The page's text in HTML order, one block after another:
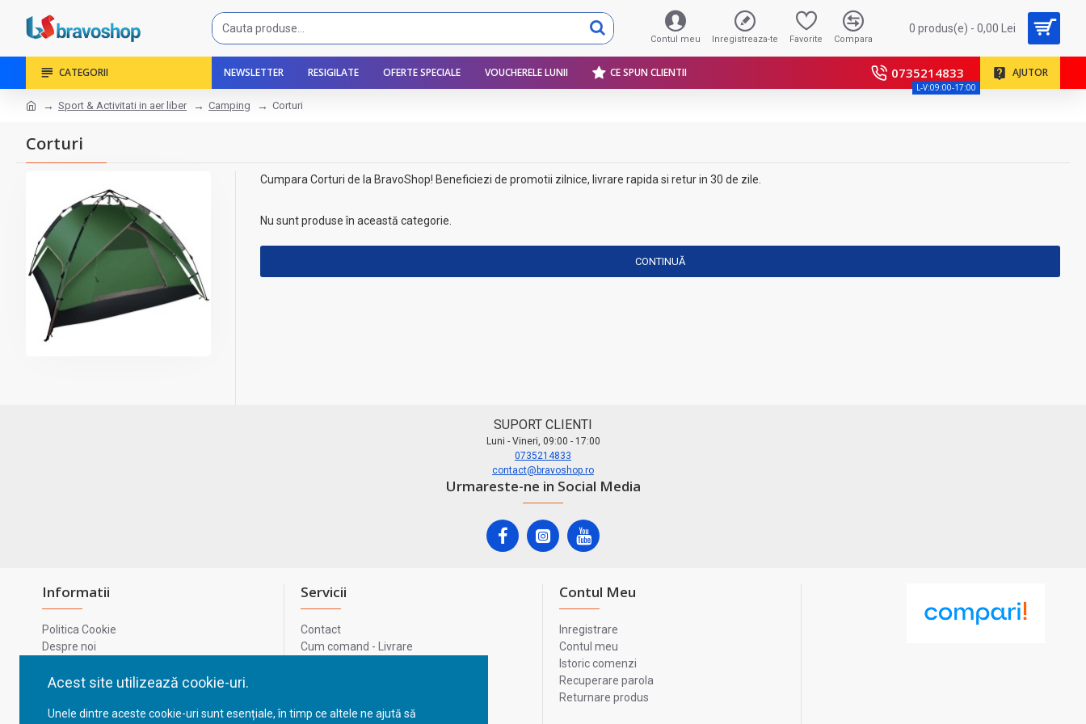
Acest site utilizează cookie-uri.
Unele dintre aceste cookie-uri sunt esențiale, în timp ce altele ne ajută să
Contul meu Inregistreaza-te Favorite Compara
0 produs(e) - 0,00 Lei
CATEGORII NEWSLETTER RESIGILATE OFERTE SPECIALE VOUCHERELE LUNII CE SPUN CLIENTII 0735214833
L-V:09:00-17:00
AJUTOR
Sport & Activitati in aer liber Camping Corturi
Corturi
Cumpara Corturi de la BravoShop! Beneficiezi de promotii zilnice, livrare rapida si retur in 30 de zile.
Nu sunt produse în această categorie.
CONTINUĂ
SUPORT CLIENTI
Luni - Vineri, 09:00 - 17:00
0735214833
contact@bravoshop.ro
Urmareste-ne in Social Media
Informatii
Politica Cookie
Despre noi
Confidentialitate
GDPR - Datele tale
Servicii
Contact
Cum comand - Livrare
ANPC
Contul Meu
Inregistrare
Contul meu
Istoric comenzi
Recuperare parola
Returnare produs